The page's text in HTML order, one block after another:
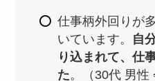
仕事柄外回りが
いています。
自
り込まれて、仕
た。（30代 男性